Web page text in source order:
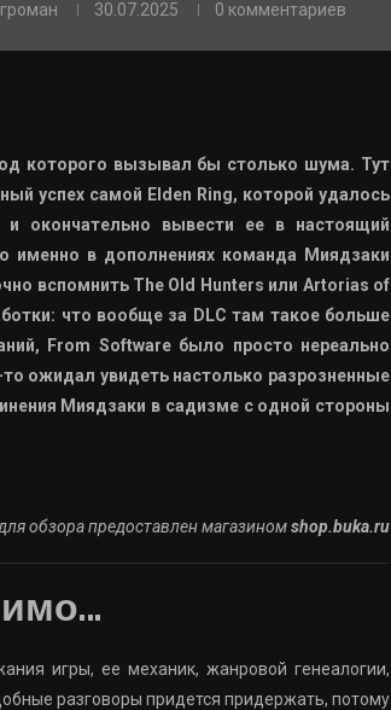
30.07.2025 0 комментариев
которого вызывал бы столько шума. Тут
успех самой Elden Ring, которой удалось
окончательно вывести ее в настоящий
именно в дополнениях команда Миядзаки
вспомнить The Old Hunters или Artorias of
что вообще за DLC там такое больше
From Software было просто нереально
ожидал увидеть настолько разрозненные
Миядзаки в садизме с одной стороны
обзора предоставлен магазиномshop.buka.ru
игры, ее механик, жанровой генеалогии,
разговоры придется придержать, потому